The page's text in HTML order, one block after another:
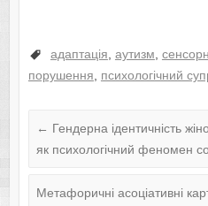
адаптація, аутизм,
порушення, психологічний
← Гендерна ідентичність
як психологічний феномен
Метафоричні асоціативні